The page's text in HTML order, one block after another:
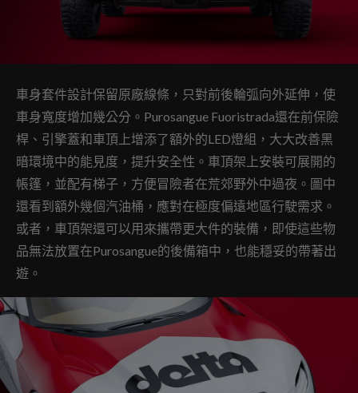
車身套件設計保留原廠線條，只對前後輪弧向外延伸，使
車身寬度增加幾公分。Purosangue Fuoristrada還在前保險
桿、引擎蓋和車頂上增添了額外的LED燈組，大大改善黑
暗環境中的能見度，提升安全性。車頂架上安裝可展開的
帳篷，並配有梯子，方便冒險者在荒郊野外中過夜。圖中
還看到額外幾個汽油桶，應對在極度偏遠地區行駛需求。
或者，車頂架還可以用來攜帶更大件的裝備，即使這些物
品無法放置在Purosangue的後備箱中，也能穩妥的帶著出
遊。